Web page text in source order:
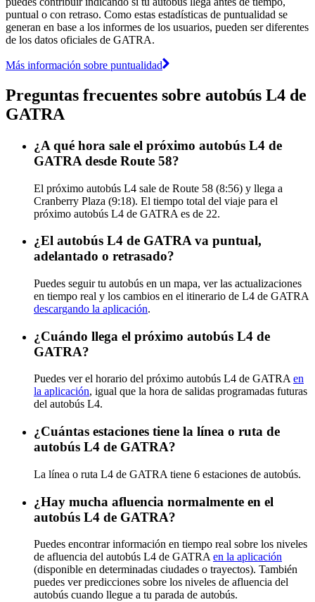
puntual o con retraso. Como estas estadísticas de puntualidad se
generan en base a los informes de los usuarios, pueden ser diferentes
de los datos oficiales de GATRA.
Más información sobre puntualidad
Preguntas frecuentes sobre autobús L4 de
GATRA
¿A qué hora sale el próximo autobús L4 de
GATRA desde Route 58?
El próximo autobús L4 sale de Route 58 (8:56) y llega a
Cranberry Plaza (9:18). El tiempo total del viaje para el
próximo autobús L4 de GATRA es de 22.
¿El autobús L4 de GATRA va puntual,
adelantado o retrasado?
Puedes seguir tu autobús en un mapa, ver las actualizaciones
en tiempo real y los cambios en el itinerario de L4 de GATRA
descargando la aplicación.
¿Cuándo llega el próximo autobús L4 de
GATRA?
Puedes ver el horario del próximo autobús L4 de GATRA en
la aplicación, igual que la hora de salidas programadas futuras
del autobús L4.
¿Cuántas estaciones tiene la línea o ruta de
autobús L4 de GATRA?
La línea o ruta L4 de GATRA tiene 6 estaciones de autobús.
¿Hay mucha afluencia normalmente en el
autobús L4 de GATRA?
Puedes encontrar información en tiempo real sobre los niveles
de afluencia del autobús L4 de GATRA en la aplicación
(disponible en determinadas ciudades o trayectos). También
puedes ver predicciones sobre los niveles de afluencia del
autobús cuando llegue a tu parada de autobús.